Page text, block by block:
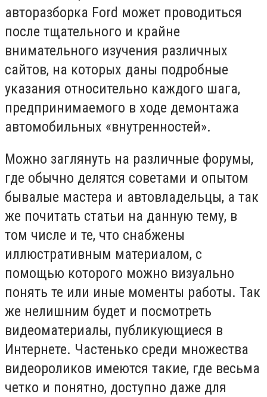
авторазборка Ford может проводиться
после тщательного и крайне
внимательного изучения различных
сайтов, на которых даны подробные
указания относительно каждого шага,
предпринимаемого в ходе демонтажа
автомобильных «внутренностей».
Можно заглянуть на различные форумы,
где обычно делятся советами и опытом
бывалые мастера и автовладельцы, а так
же почитать статьи на данную тему, в
том числе и те, что снабжены
иллюстративным материалом, с
помощью которого можно визуально
понять те или иные моменты работы. Так
же нелишним будет и посмотреть
видеоматериалы, публикующиеся в
Интернете. Частенько среди множества
видеороликов имеются такие, где весьма
четко и понятно, доступно даже для